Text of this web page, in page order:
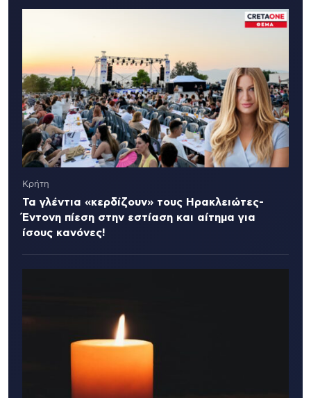
Κρήτη
Τα γλέντια «κερδίζουν» τους Ηρακλειώτες-
Έντονη πίεση στην εστίαση και αίτημα για
ίσους κανόνες!